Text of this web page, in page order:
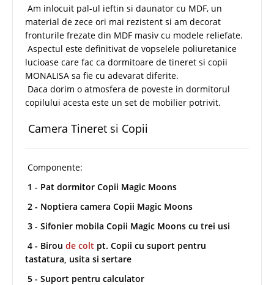
Am inlocuit pal-ul ieftin si daunator cu MDF, un
material de zece ori mai rezistent si am decorat
fronturile frezate din MDF masiv cu modele reliefate.
Aspectul este definitivat de vopselele poliuretanice
lucioase care fac ca dormitoare de tineret si copii
MONALISA sa fie cu adevarat diferite.
Daca dorim o atmosfera de poveste in dormitorul
copilului acesta este un set de mobilier potrivit.
Camera Tineret si Copii
Componente:
1 - Pat dormitor Copii Magic Moons
2 - Noptiera camera Copii Magic Moons
3 - Sifonier mobila Copii Magic Moons cu trei usi
4 - Birou de colt pt. Copii cu suport pentru
tastatura, usita si sertare
5 - Suport pentru calculator